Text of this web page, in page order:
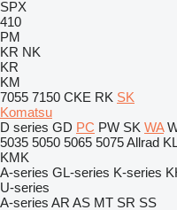
SPX
410
PM
KR NK
KR
KM
7055 7150 CKE RK SK
Komatsu
D series GD PC PW SK WA
5035 5050 5065 5075Allrad KL
KMK
A-series GL-series K-series
U-series
A-series AR AS MT SR SS